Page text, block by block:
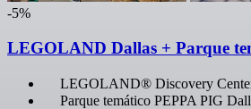
-5%
LEGOLAND Dallas + Parque
LEGOLAND® Discovery
Parque temático PEPPA PIG